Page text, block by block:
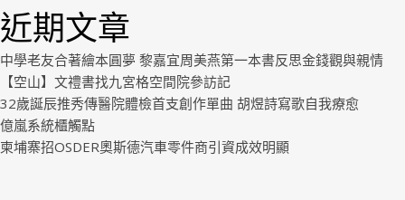
近期文章
中學老友合著繪本圓夢 黎嘉宜周美燕第一本書反思金錢觀與親情
【空山】文禮書找九宮格空間院參訪記
32歲誕辰推秀傳醫院體檢首支創作單曲 胡煜詩寫歌自我療愈
億嵐系統櫃觸點
柬埔寨招OSDER奧斯德汽車零件商引資成效明顯
Royal.